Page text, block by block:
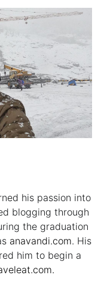
his passion into
blogging through
the graduation
anavandi.com. His
him to begin a